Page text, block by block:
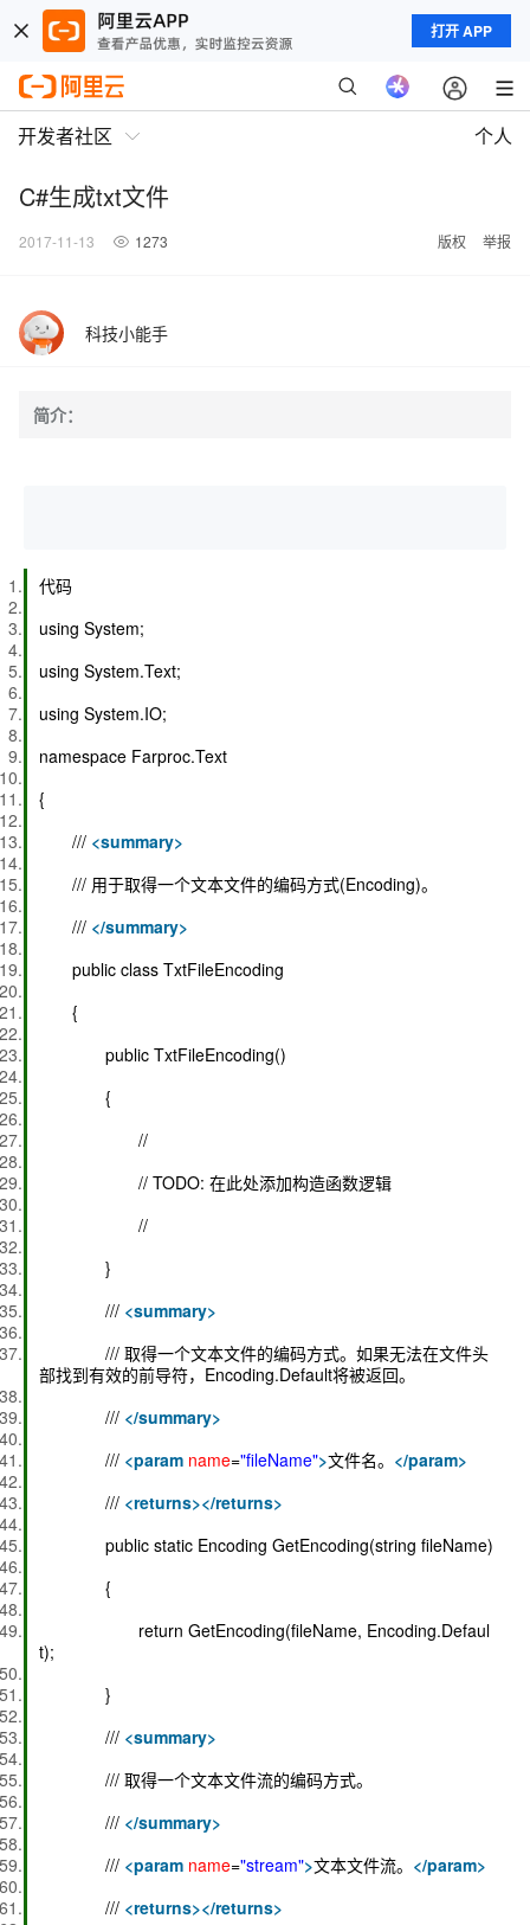
打开 APP
开发者社区 个人
C#生成txt文件
2017-11-13 1273 版权 举报
科技小能手
简介：
代码
using System;
using System.Text;
using System.IO;
namespace Farproc.Text
{
/// <summary>
/// 用于取得一个文本文件的编码方式(Encoding)。
/// </summary>
public class TxtFileEncoding
{
public TxtFileEncoding()
{
//
// TODO: 在此处添加构造函数逻辑
//
}
/// <summary>
/// 取得一个文本文件的编码方式。如果无法在文件头
部找到有效的前导符，Encoding.Default将被返回。
/// </summary>
/// <param name="fileName">文件名。 </param>
/// <returns></returns>
public static Encoding GetEncoding(string fileName)
{
return GetEncoding(fileName, Encoding.Defaul
t);
}
/// <summary>
/// 取得一个文本文件流的编码方式。
/// </summary>
/// <param name="stream">文本文件流。 </param>
/// <returns></returns>